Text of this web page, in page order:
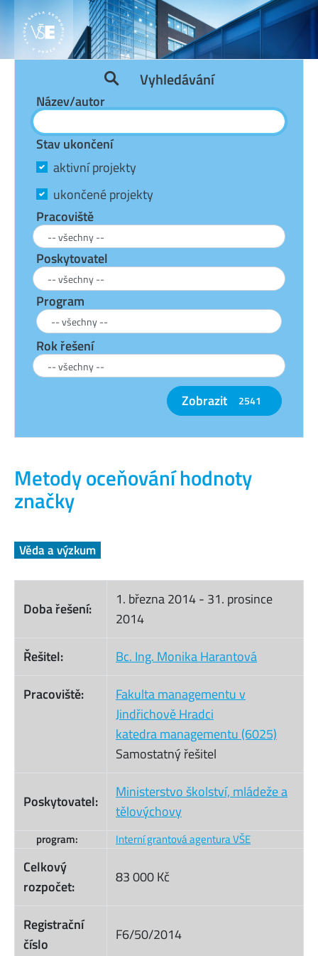
Metody oceňování hodnoty
značky
Věda a výzkum
Doba řešení:
1. března 2014- 31. prosince
2014
Řešitel:
Bc. Ing. Monika Harantová
Pracoviště:
Fakulta managementu v
Jindřichově Hradci
katedra managementu (6025)
Samostatný řešitel
Poskytovatel:
Ministerstvo školství, mládeže a
tělovýchovy
program: Interní grantová agentura VŠE
Celkový
rozpočet:
83 000 Kč
Registrační
číslo
F6/50/2014
Vyhledávání
Název/autor
Stav ukončení
aktivní projekty
ukončené projekty
Pracoviště
Poskytovatel
Program
Rok řešení
Zobrazit 2541